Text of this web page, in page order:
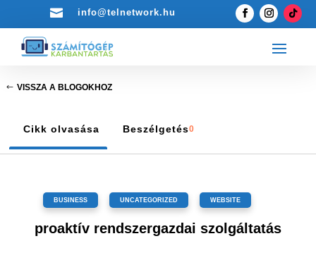
 info@telnetwork.hu
VISSZA A BLOGOKHOZ
Cikk olvasása Beszélgetés0
BUSINESS UNCATEGORIZED WEBSITE
proaktív rendszergazdai szolgáltatás